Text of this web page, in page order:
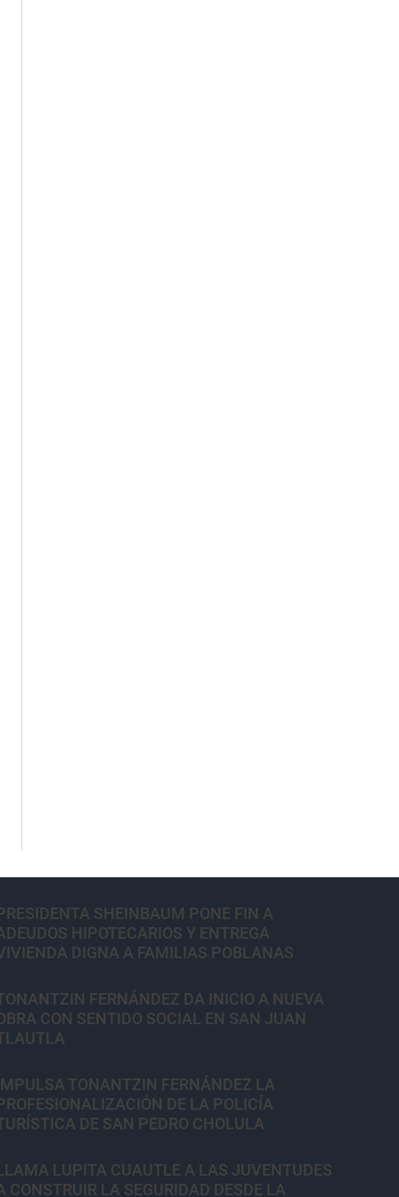
SHEINBAUM PONE FIN A
HIPOTECARIOS Y ENTREGA
DIGNA A FAMILIAS POBLANAS
FERNÁNDEZ DA INICIO A NUEVA
CON SENTIDO SOCIAL EN SAN JUAN
TONANTZIN FERNÁNDEZ LA
DE LA POLICÍA
DE SAN PEDRO CHOLULA
LUPITA CUAUTLE A LAS JUVENTUDES
CONSTRUIR LA SEGURIDAD DESDE LA